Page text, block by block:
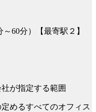
60分）【最寄駅２】
が指定する範囲
めるすべてのオフィス